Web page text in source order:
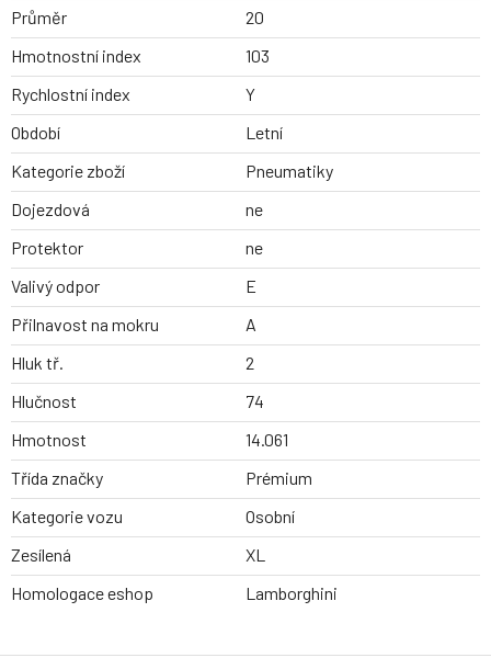
Průměr
20
Hmotnostní index
103
Rychlostní index
Y
Období
Letní
Kategorie zboží
Pneumatiky
Dojezdová
ne
Protektor
ne
Valivý odpor
E
Přilnavost na mokru
A
Hluk tř.
2
Hlučnost
74
Hmotnost
14.061
Třída značky
Prémium
Kategorie vozu
Osobní
Zesílená
XL
Homologace eshop
Lamborghini